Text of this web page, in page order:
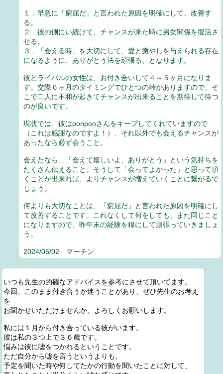
１．早急に「窮屈だ」と言われた原因を明確にして、改善す
る。
２．彼の側にい続けて、チャンスが来た時に男女関係を復活さ
せる。
３．「会える時」を大切にして、愛と癒やしを与えられる存在
になるように、ありがとう法を頑張る、となります。
彼とライバルの女性は、お付き合いして４～５ヶ月になりま
す。交際６ヶ月のタイミングでひとつの峠がありますので、そ
こで二人に不和が起きてチャンスが出来ることを期待して待つ
のが良いです。
現状では、彼はponponさんをキープしてくれていますので
（これは感謝なのですよ！）、それ以外でも会えるチャンスが
あったなら必ず会うこと。
会えたなら、「会えて嬉しいよ、ありがとう」という気持ちを
たくさん伝えること。そうして「会ってよかった」と思って頂
くことが出来れば、よりチャンスが増えていくことに繋がるで
しょう。
何よりも大切なことは、「窮屈だ」と言われた原因を明確にし
て改善することです。これなくして何をしても、また同じこと
になりますので、昨年末の経験を糧にして頑張っていきましょ
う。
2024/06/02 マーチン
いつも先生の的確なアドバイスを参考にさせて頂いてます。
今回、このまま付き合うか迷うことがあり、ぜひ先生のお考え
を
お聞かせいただけませんか。よろしくお願いします。
私には１月から付き合っている彼がいます。
彼は私の３つ上で３６歳です。
悩みは彼に嘘をつかれるということです。
ただ自分から嘘を言うというよりも、
予定を聞いた時や何してたかの行動を聞いたことに対して、